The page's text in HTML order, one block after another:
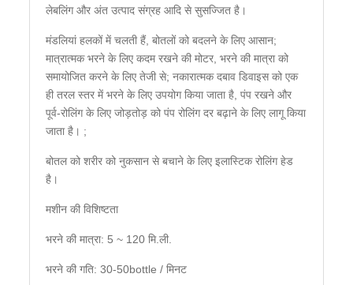
लेबलिंग और अंत उत्पाद संग्रह आदि से सुसज्जित है।
मंडलियां हलकों में चलती हैं, बोतलों को बदलने के लिए आसान;
मात्रात्मक भरने के लिए कदम रखने की मोटर, भरने की मात्रा को
समायोजित करने के लिए तेजी से; नकारात्मक दबाव डिवाइस को एक
ही तरल स्तर में भरने के लिए उपयोग किया जाता है, पंप रखने और
पूर्व-रोलिंग के लिए जोड़तोड़ को पंप रोलिंग दर बढ़ाने के लिए लागू किया
जाता है। ;
बोतल को शरीर को नुकसान से बचाने के लिए इलास्टिक रोलिंग हेड
है।
मशीन की विशिष्टता
भरने की मात्रा: 5 ~ 120 मि.ली.
भरने की गति: 30-50bottle / मिनट